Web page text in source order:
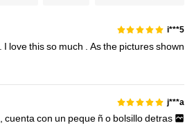
i***5
I lovethisso much Asthe picturesshown
j***a
,cuentaconun peque ño bolsillodetras